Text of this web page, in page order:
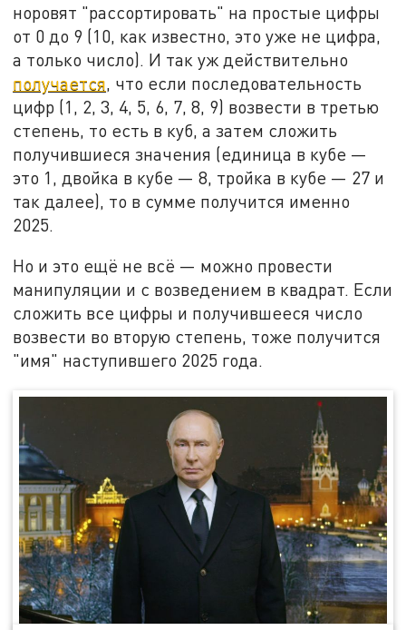
норовят "рассортировать" на простые цифры
от 0 до 9 (10, как известно, это уже не цифра,
а только число). И так уж действительно
получается, что если последовательность
цифр (1, 2, 3, 4, 5, 6, 7, 8, 9) возвести в третью
степень, то есть в куб, а затем сложить
получившиеся значения (единица в кубе —
это 1, двойка в кубе — 8, тройка в кубе — 27 и
так далее), то в сумме получится именно
2025.
Но и это ещё не всё — можно провести
манипуляции и с возведением в квадрат. Если
сложить все цифры и получившееся число
возвести во вторую степень, тоже получится
"имя" наступившего 2025 года.